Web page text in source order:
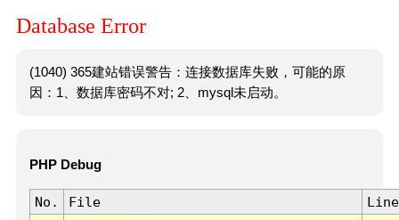
Database Error
(1040) 365建站错误警告：连接数据库失败，可能的原
因：1、数据库密码不对; 2、mysql未启动。
PHP Debug
No. File
Line